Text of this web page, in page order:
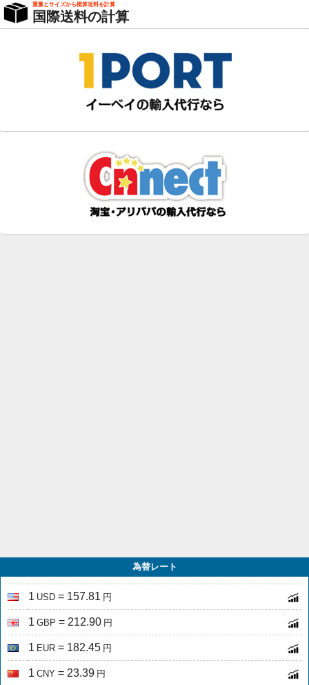
重量とサイズから概算送料を計算
国際送料の計算
為替レート
1 USD = 157.81 円
1 GBP = 212.90 円
1 EUR = 182.45 円
1 CNY = 23.39 円